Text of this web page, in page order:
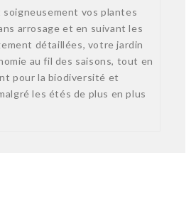
vos plantes
arrosage et en suivant les
détaillées, votre jardin
au fil des saisons, tout en
pour la biodiversité et
les étés de plus en plus